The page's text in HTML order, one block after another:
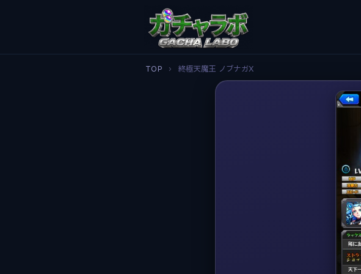
TOP › 終極天魔王 ノブナガX